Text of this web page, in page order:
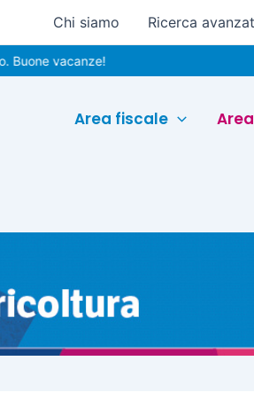
Chi siamo Ricerca
vacanze!
Area fiscale